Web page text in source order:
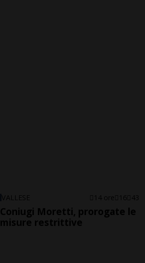
VALLESE 14 ore 16 43
Coniugi Moretti, prorogate le
misure restrittive